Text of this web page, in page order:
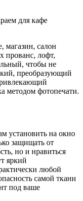
магазин, салон
прованс, лофт,
чтобы не
преобразующий
методом фотопечати.
установить на окно
защищать от
но и нравиться
яркий
любой
самой ткани
под ваше